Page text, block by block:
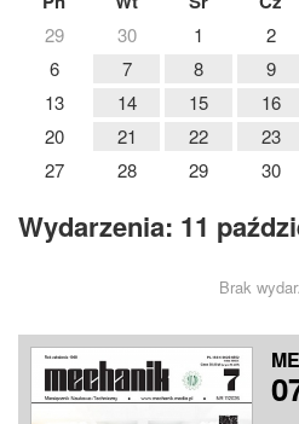
29 30 1 2
6
7 8 9
13
14 15 16
20
21 22 23
27
28 29 30
Wydarzenia: 11
Brak